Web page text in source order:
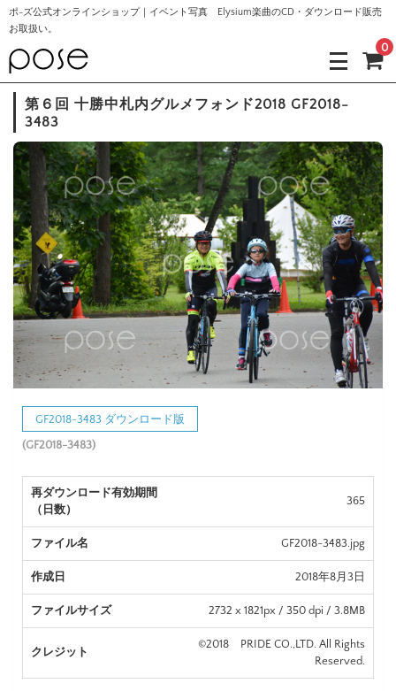
ポ-ズ公式オンラインショップ｜イベント写真 Elysium楽曲のCD・ダウンロード販売
お取扱い。
0
第６回 十勝中札内グルメフォンド2018 GF2018-
3483
GF2018-3483 ダウンロード版
(GF2018-3483)
再ダウンロード有効期間
（日数）
365
ファイル名 GF2018-3483.jpg
作成日 2018年8月3日
ファイルサイズ 2732 x 1821px / 350 dpi / 3.8MB
クレジット
©2018 PRIDE CO.,LTD. All Rights
Reserved.